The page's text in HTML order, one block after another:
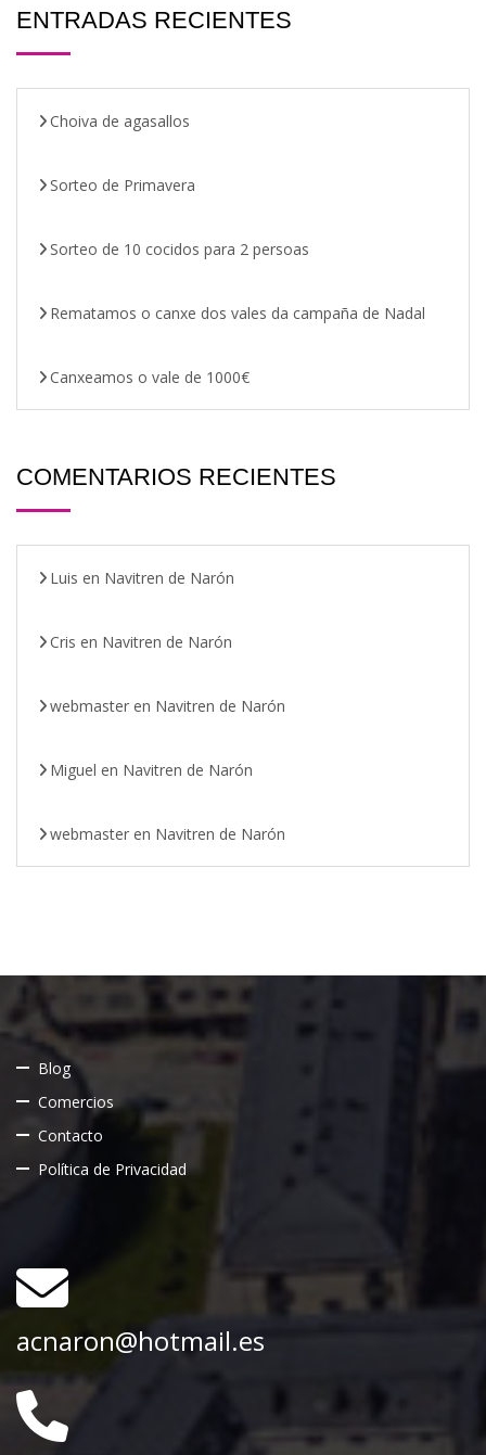
ENTRADAS RECIENTES
Choiva de agasallos
Sorteo de Primavera
Sorteo de 10 cocidos para 2 persoas
Rematamos o canxe dos vales da campaña de Nadal
Canxeamos o vale de 1000€
COMENTARIOS RECIENTES
Luis en Navitren de Narón
Cris en Navitren de Narón
webmaster en Navitren de Narón
Miguel en Navitren de Narón
webmaster en Navitren de Narón
Blog
Comercios
Contacto
Política de Privacidad
acnaron@hotmail.es